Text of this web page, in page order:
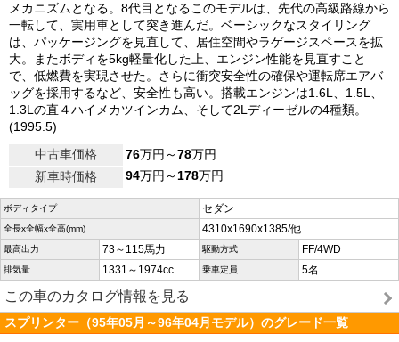
メカニズムとなる。8代目となるこのモデルは、先代の高級路線から
一転して、実用車として突き進んだ。ベーシックなスタイリング
は、パッケージングを見直して、居住空間やラゲージスペースを拡
大。またボディを5kg軽量化した上、エンジン性能を見直すこと
で、低燃費を実現させた。さらに衝突安全性の確保や運転席エアバ
ッグを採用するなど、安全性も高い。搭載エンジンは1.6L、1.5L、
1.3Lの直４ハイメカツインカム、そして2Lディーゼルの4種類。
(1995.5)
中古車価格
76万円～78万円
新車時価格
94万円～178万円
ボディタイプ セダン
全長x全幅x全高(mm) 4310x1690x1385/他
最高出力 73～115馬力 駆動方式 FF/4WD
排気量 1331～1974cc 乗車定員 5名
この車のカタログ情報を見る
スプリンター（95年05月～96年04月モデル）のグレード一覧